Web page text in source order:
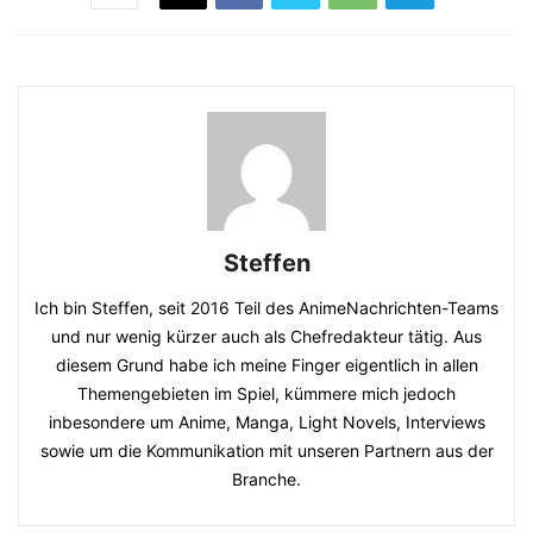
Steffen
Ich bin Steffen, seit 2016 Teil des AnimeNachrichten-Teams
und nur wenig kürzer auch als Chefredakteur tätig. Aus
diesem Grund habe ich meine Finger eigentlich in allen
Themengebieten im Spiel, kümmere mich jedoch
inbesondere um Anime, Manga, Light Novels, Interviews
sowie um die Kommunikation mit unseren Partnern aus der
Branche.